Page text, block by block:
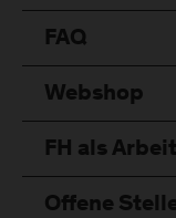
FAQ
Webshop
FH als
Offene